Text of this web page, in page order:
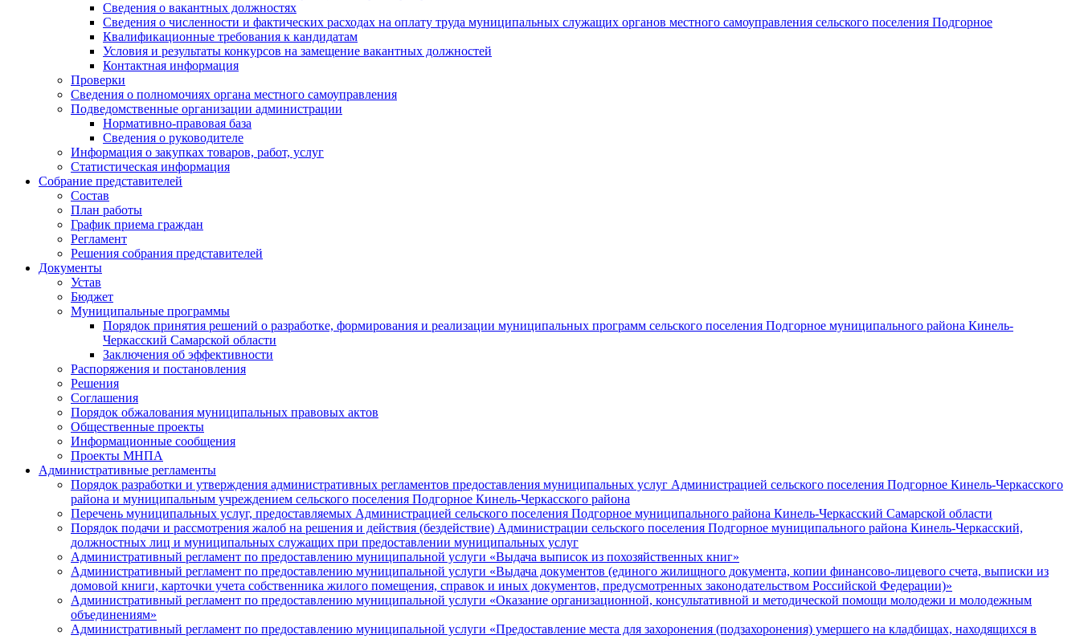
Сведения о вакантных должностях
Сведения о численности и фактических расходах на оплату труда муниципальных служащих органов местного самоуправления сельского поселения Подгорное
Квалификационные требования к кандидатам
Условия и результаты конкурсов на замещение вакантных должностей
Контактная информация
Проверки
Сведения о полномочиях органа местного самоуправления
Подведомственные организации администрации
Нормативно-правовая база
Сведения о руководителе
Информация о закупках товаров, работ, услуг
Статистическая информация
Собрание представителей
Состав
План работы
График приема граждан
Регламент
Решения собрания представителей
Документы
Устав
Бюджет
Муниципальные программы
Порядок принятия решений о разработке, формирования и реализации муниципальных программ сельского поселения Подгорное муниципального района Кинель-
Черкасский Самарской области
Заключения об эффективности
Распоряжения и постановления
Решения
Соглашения
Порядок обжалования муниципальных правовых актов
Общественные проекты
Информационные сообщения
Проекты МНПА
Административные регламенты
Порядок разработки и утверждения административных регламентов предоставления муниципальных услуг Администрацией сельского поселения Подгорное Кинель-Черкасского
района и муниципальным учреждением сельского поселения Подгорное Кинель-Черкасского района
Перечень муниципальных услуг, предоставляемых Администрацией сельского поселения Подгорное муниципального района Кинель-Черкасский Самарской области
Порядок подачи и рассмотрения жалоб на решения и действия (бездействие) Администрации сельского поселения Подгорное муниципального района Кинель-Черкасский,
должностных лиц и муниципальных служащих при предоставлении муниципальных услуг
Административный регламент по предоставлению муниципальной услуги «Выдача выписок из похозяйственных книг»
Административный регламент по предоставлению муниципальной услуги «Выдача документов (единого жилищного документа, копии финансово-лицевого счета, выписки из
домовой книги, карточки учета собственника жилого помещения, справок и иных документов, предусмотренных законодательством Российской Федерации)»
Административный регламент по предоставлению муниципальной услуги «Оказание организационной, консультативной и методической помощи молодежи и молодежным
объединениям»
Административный регламент по предоставлению муниципальной услуги «Предоставление места для захоронения (подзахоронения) умершего на кладбищах, находящихся в